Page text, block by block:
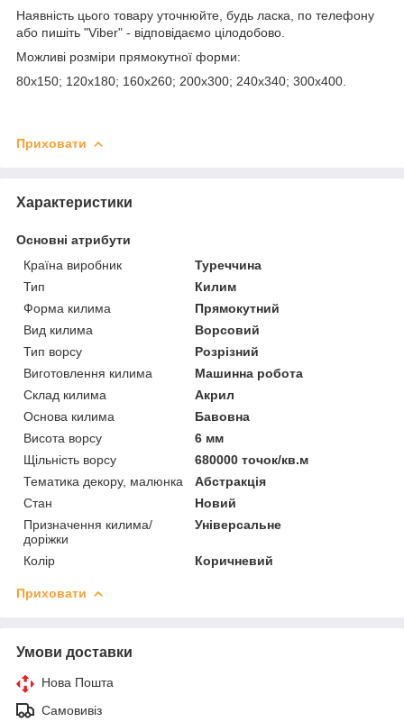
Наявність цього товару уточнюйте, будь ласка, по телефону
або пишіть "Viber" - відповідаємо цілодобово.
Можливі розміри прямокутної форми:
80х150; 120х180; 160х260; 200х300; 240х340; 300х400.
Приховати
Характеристики
Основні атрибути
Країна виробник
Туреччина
Тип
Килим
Форма килима
Прямокутний
Вид килима
Ворсовий
Тип ворсу
Розрізний
Виготовлення килима
Машинна робота
Склад килима
Акрил
Основа килима
Бавовна
Висота ворсу
6 мм
Щільність ворсу
680000 точок/кв.м
Тематика декору, малюнка
Абстракція
Стан
Новий
Призначення килима/
доріжки
Універсальне
Колір Коричневий
Приховати
Умови доставки
Нова Пошта
Самовивіз